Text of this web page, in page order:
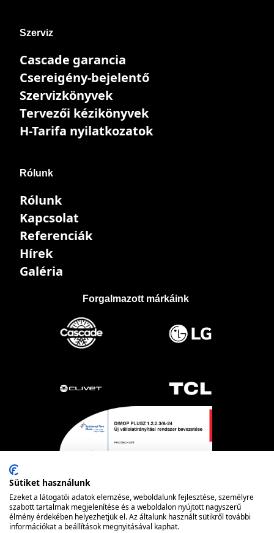
Szerviz
Cascade garancia
Csereigény-bejelentő
Szervizkönyvek
Tervezői kézikönyvek
H-Tarifa nyilatkozatok
Rólunk
Rólunk
Kapcsolat
Referenciák
Hírek
Galéria
Forgalmazott márkáink
Sütiket használunk
Ezeket a látogatói adatok elemzése, weboldalunk fejlesztése, személyre
szabott tartalmak megjelenítése és a weboldalon nyújtott nagyszerű
élmény érdekében helyezhetjük el. Az általunk használt sütikről további
információkat a beállítások megnyitásával kaphat.